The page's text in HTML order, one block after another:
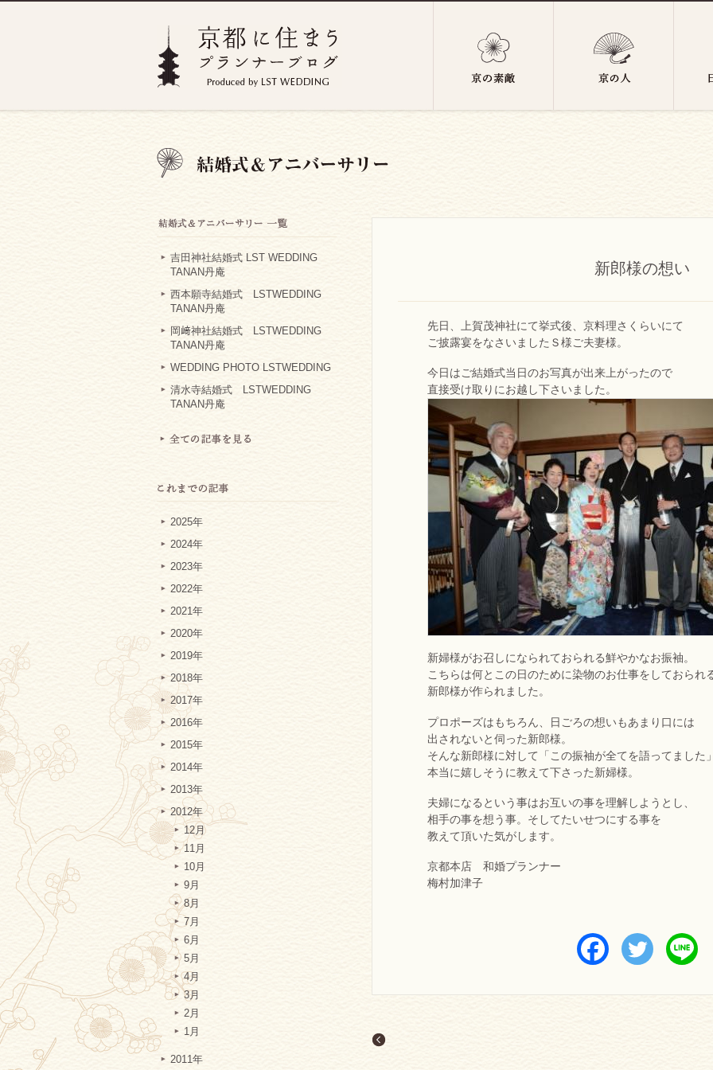
吉田神社結婚式 LST WEDDING
TANAN丹庵
西本願寺結婚式 LSTWEDDING
TANAN丹庵
岡﨑神社結婚式 LSTWEDDING
TANAN丹庵
WEDDING PHOTO LSTWEDDING
清水寺結婚式 LSTWEDDING
TANAN丹庵
2025年
2024年
2023年
2022年
2021年
2020年
2019年
2018年
2017年
2016年
2015年
2014年
2013年
2012年
12月
11月
10月
9月
8月
7月
6月
5月
4月
3月
2月
1月
2011年
新郎様の想い
先日、上賀茂神社にて挙式後、京料理さくらいにて
ご披露宴をなさいましたＳ様ご夫妻様。
今日はご結婚式当日のお写真が出来上がったので
直接受け取りにお越し下さいました。
新婦様がお召しになられておられる鮮やかなお振袖。
こちらは何とこの日のために染物のお仕事をしておられ
新郎様が作られました。
プロポーズはもちろん、日ごろの想いもあまり口には
出されないと伺った新郎様。
そんな新郎様に対して「この振袖が全てを語ってました
本当に嬉しそうに教えて下さった新婦様。
夫婦になるという事はお互いの事を理解しようとし、
相手の事を想う事。そしてたいせつにする事を
教えて頂いた気がします。
京都本店 和婚プランナー
梅村加津子